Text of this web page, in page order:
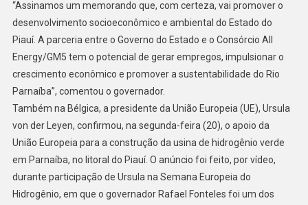
“Assinamos um memorando que, com certeza, vai promover o
desenvolvimento socioeconômico e ambiental do Estado do
Piauí. A parceria entre o Governo do Estado e o Consórcio All
Energy/GM5 tem o potencial de gerar empregos, impulsionar o
crescimento econômico e promover a sustentabilidade do Rio
Parnaíba”, comentou o governador.
Também na Bélgica, a presidente da União Europeia (UE), Ursula
von der Leyen, confirmou, na segunda-feira (20), o apoio da
União Europeia para a construção da usina de hidrogênio verde
em Parnaíba, no litoral do Piauí. O anúncio foi feito, por vídeo,
durante participação de Ursula na Semana Europeia do
Hidrogênio, em que o governador Rafael Fonteles foi um dos